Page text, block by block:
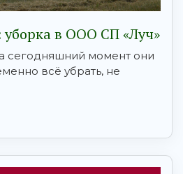
в ООО СП «Луч»
сегодняшний момент они
всё убрать, не